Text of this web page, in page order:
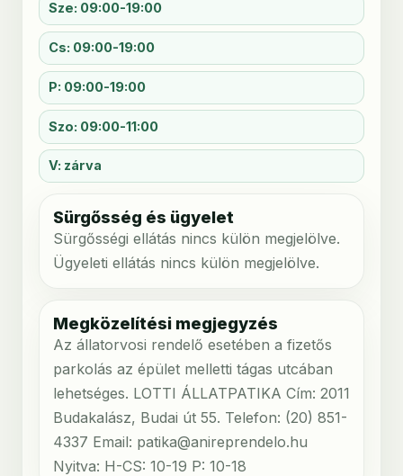
Sze: 09:00-19:00
Cs: 09:00-19:00
P: 09:00-19:00
Szo: 09:00-11:00
V: zárva
Sürgősség és ügyelet
Sürgősségi ellátás nincs külön megjelölve.
Ügyeleti ellátás nincs külön megjelölve.
Megközelítési megjegyzés
Az állatorvosi rendelő esetében a fizetős
parkolás az épület melletti tágas utcában
lehetséges. LOTTI ÁLLATPATIKA Cím: 2011
Budakalász, Budai út 55. Telefon: (20) 851-
4337 Email: patika@anireprendelo.hu
Nyitva: H-CS: 10-19 P: 10-18